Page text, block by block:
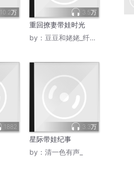
10.2万 3.5万
重回撩妻带娃时光
by： 豆豆和姥姥_纤菲依然R
1882 3.3万
星际带娃纪事
by： 清一色有声_